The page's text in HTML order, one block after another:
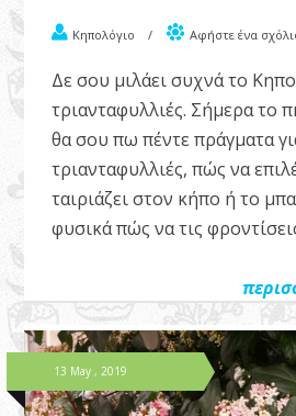
Κηπολόγιο / Αφήστε ένα
Δε σου μιλάει συχνά το
τριανταφυλλιές. Σήμερα το
θα σου πω πέντε πράγματα
τριανταφυλλιές, πώς να
ταιριάζει στον κήπο ή το
φυσικά πώς να τις
13 May , 2019